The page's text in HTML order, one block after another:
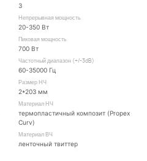
3
Непрерывная мощность
20-350 Вт
Пиковая мощность
700 Вт
Частотный диапазон (+/-3dB)
60-35000 Гц
Размер НЧ
2*203 мм
Материал НЧ
термопластичный композит (Propex
Curv)
Материал ВЧ
ленточный твиттер